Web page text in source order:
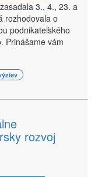
3., 4., 23. a
rozhodovala o
podnikateľského
Prinášame vám
rozvoj